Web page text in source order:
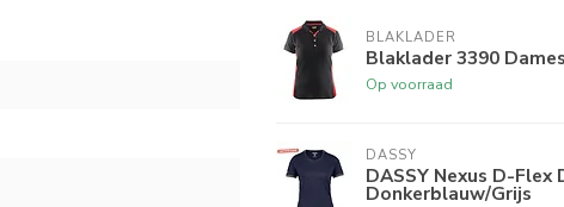
BLAKLADER
Blaklader 3390
Op voorraad
DASSY
DASSY Nexus D-Flex
Donkerblauw/Grijs